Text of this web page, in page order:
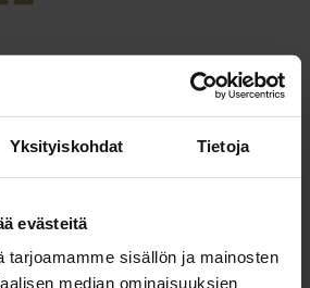
Yksityiskohdat Tietoja
evästeitä
tarjoamamme sisällön ja mainosten
median ominaisuuksien